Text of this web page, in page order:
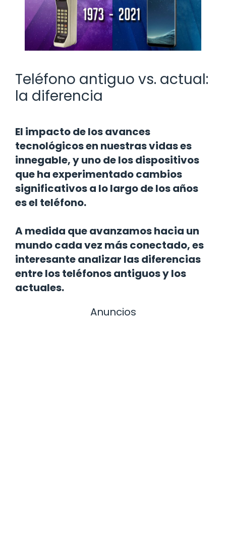
Teléfono antiguo vs. actual:
la diferencia
El impacto de los avances
tecnológicos en nuestras vidas es
innegable, y uno de los dispositivos
que ha experimentado cambios
significativos a lo largo de los años
es el teléfono.
A medida que avanzamos hacia un
mundo cada vez más conectado, es
interesante analizar las diferencias
entre los teléfonos antiguos y los
actuales.
Anuncios